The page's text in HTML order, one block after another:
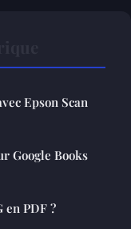
Epson Scan
Google Books
PDF ?